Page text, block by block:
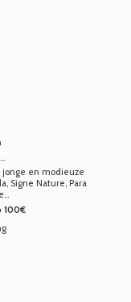
jonge en modieuze
Signe Nature, Para
100€